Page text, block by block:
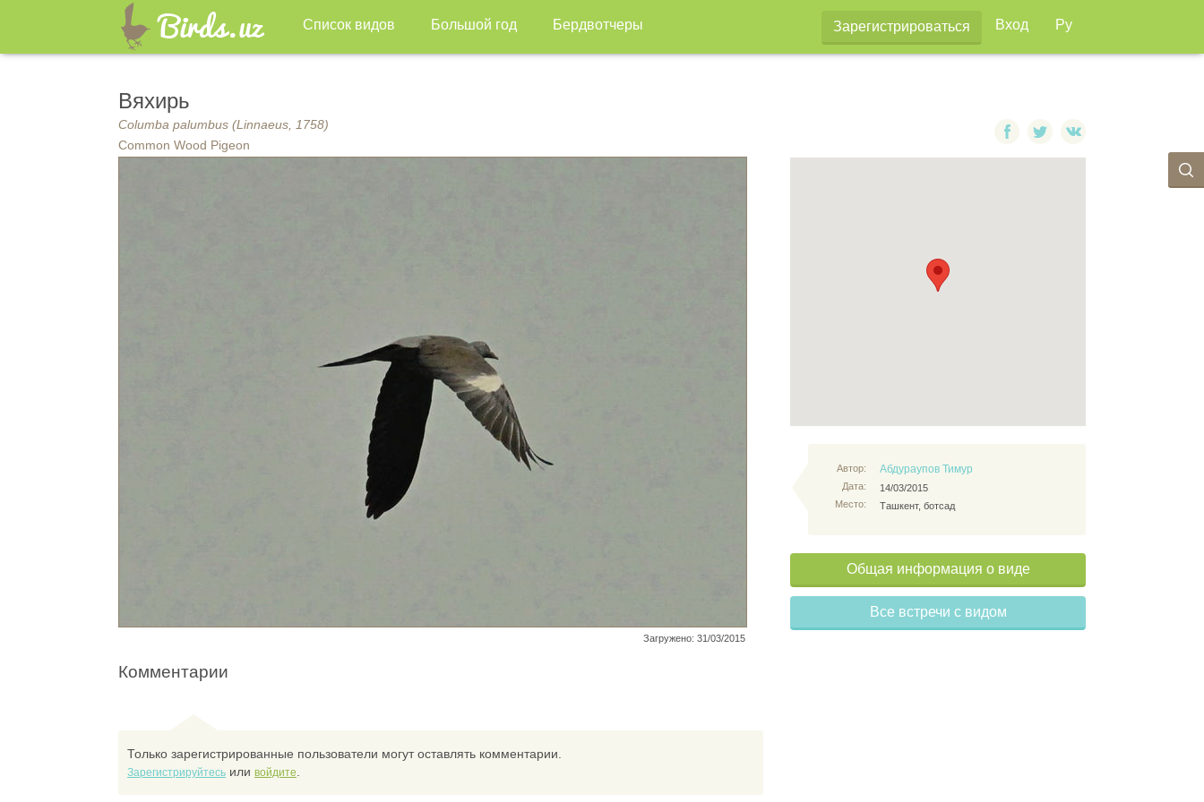
Список видов Большой год Бердвотчеры Зарегистрироваться Вход Ру
Вяхирь
Columba palumbus (Linnaeus, 1758)
Common Wood Pigeon
Загружено: 31/03/2015
Автор:
Дата:
Место:
Абдураупов Тимур
14/03/2015
Ташкент, ботсад
Общая информация о виде
Все встречи с видом
Комментарии
Только зарегистрированные пользователи могут оставлять комментарии.
Зарегистрируйтесь или войдите